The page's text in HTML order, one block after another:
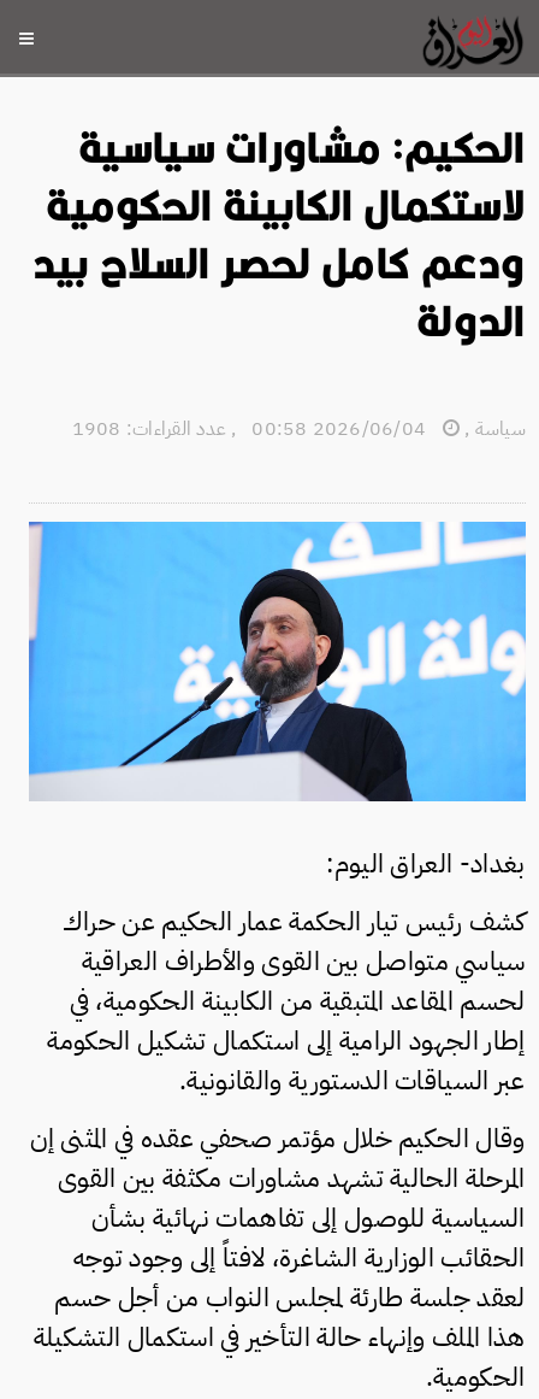
الحكيم: مشاورات سياسية
لاستكمال الكابينة الحكومية
ودعم كامل لحصر السلاح بيد
الدولة
سياسة ,
, عدد القراءات: 1908
بغداد- العراق اليوم:
كشف رئيس تيار الحكمة عمار الحكيم عن حراك
سياسي متواصل بين القوى والأطراف العراقية
لحسم المقاعد المتبقية من الكابينة الحكومية، في
إطار الجهود الرامية إلى استكمال تشكيل الحكومة
عبر السياقات الدستورية والقانونية.
وقال الحكيم خلال مؤتمر صحفي عقده في المثنى إن
المرحلة الحالية تشهد مشاورات مكثفة بين القوى
السياسية للوصول إلى تفاهمات نهائية بشأن
الحقائب الوزارية الشاغرة، لافتاً إلى وجود توجه
لعقد جلسة طارئة لمجلس النواب من أجل حسم
هذا الملف وإنهاء حالة التأخير في استكمال التشكيلة
الحكومية.